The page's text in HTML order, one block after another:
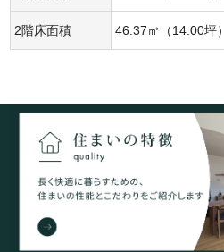
2階床面積 46.37㎡（14.00坪）